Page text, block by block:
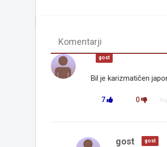
Komentarji
gost
Bil je karizmatičen
7 0
gost gost